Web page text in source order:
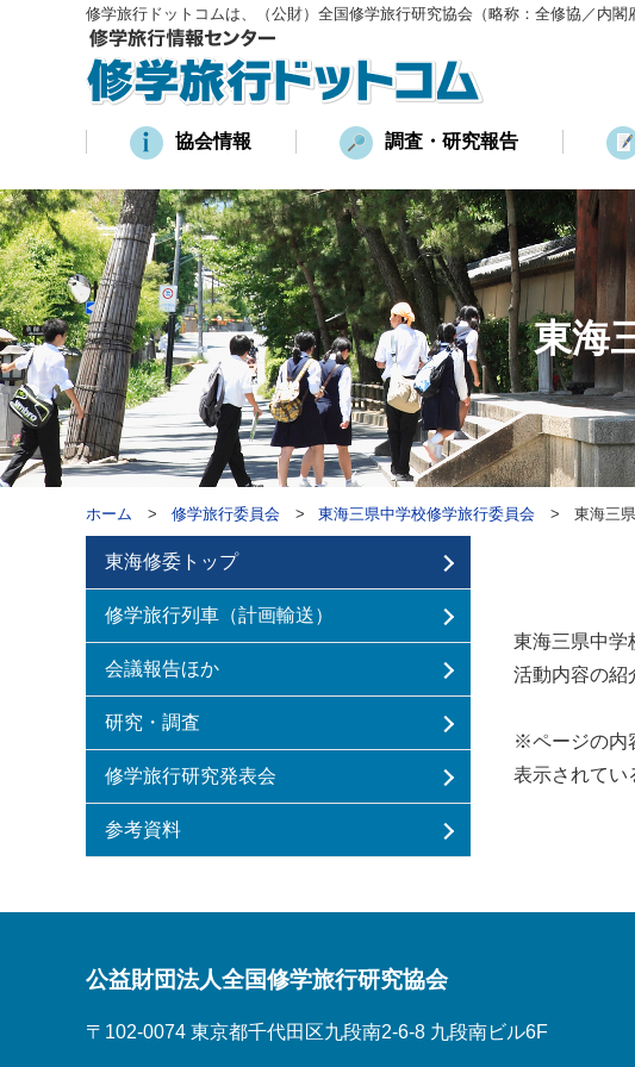
修学旅行ドットコムは、（公財）全国修学旅行研究協会（略称：全修協／内閣
協会情報 調査・研究報告
東海
ホーム 修学旅行委員会 東海三県中学校修学旅行委員会 東海三
東海三県中学
活動内容の紹
※ページの内
表示されてい
東海修委トップ
修学旅行列車（計画輸送）
会議報告ほか
研究・調査
修学旅行研究発表会
参考資料
公益財団法人全国修学旅行研究協会
〒102-0074 東京都千代田区九段南2-6-8 九段南ビル6F